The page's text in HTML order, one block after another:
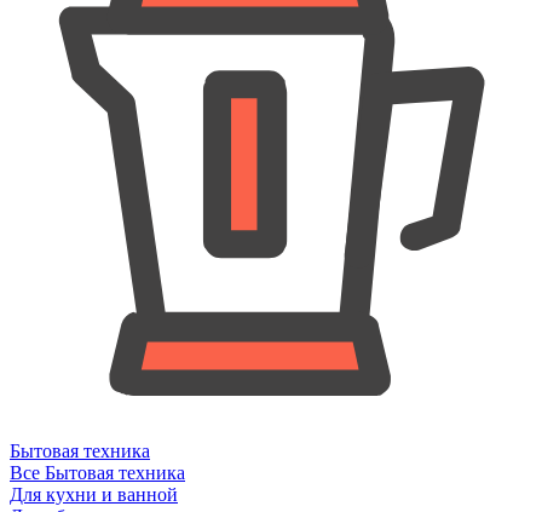
Бытовая техника
Все Бытовая техника
Для кухни и ванной